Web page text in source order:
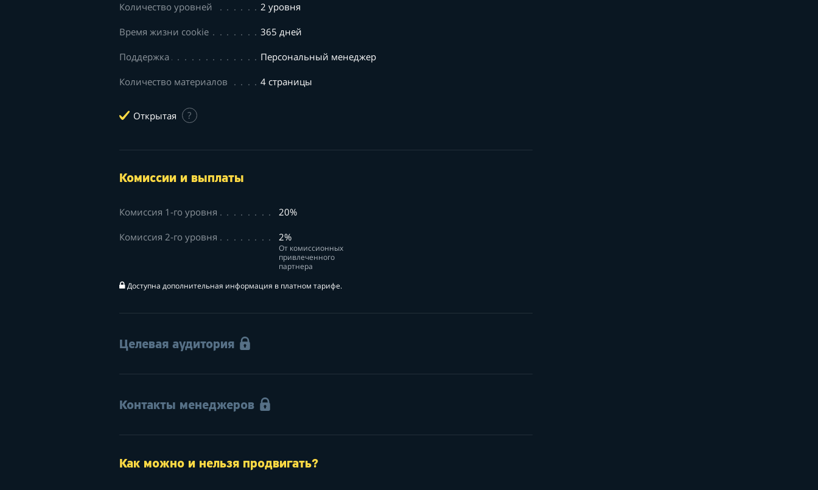
Количество уровней 2 уровня
Время жизни cookie 365 дней
Поддержка Персональный менеджер
Количество материалов 4 страницы
Открытая ?
Комиссии и выплаты
Комиссия 1-го уровня 20%
Комиссия 2-го уровня 2%
От комиссионных
привлеченного
партнера
Доступна дополнительная информация в платном тарифе.
Целевая аудитория
Контакты менеджеров
Как можно и нельзя продвигать?